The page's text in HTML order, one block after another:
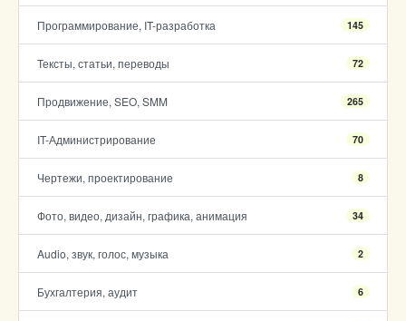
Программирование, IT-разработка 145
Тексты, статьи, переводы 72
Продвижение, SEO, SMM 265
IT-Администрирование 70
Чертежи, проектирование 8
Фото, видео, дизайн, графика, анимация 34
Audio, звук, голос, музыка 2
Бухгалтерия, аудит 6